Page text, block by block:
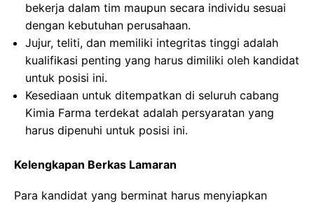
bekerja dalam tim maupun secara individu sesuai
dengan kebutuhan perusahaan.
Jujur, teliti, dan memiliki integritas tinggi adalah
kualifikasi penting yang harus dimiliki oleh kandidat
untuk posisi ini.
Kesediaan untuk ditempatkan di seluruh cabang
Kimia Farma terdekat adalah persyaratan yang
harus dipenuhi untuk posisi ini.
Kelengkapan Berkas Lamaran
Para kandidat yang berminat harus menyiapkan